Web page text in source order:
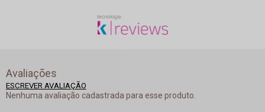
Avaliações
ESCREVER AVALIAÇÃO
Nenhuma avaliação cadastrada para esse produto.